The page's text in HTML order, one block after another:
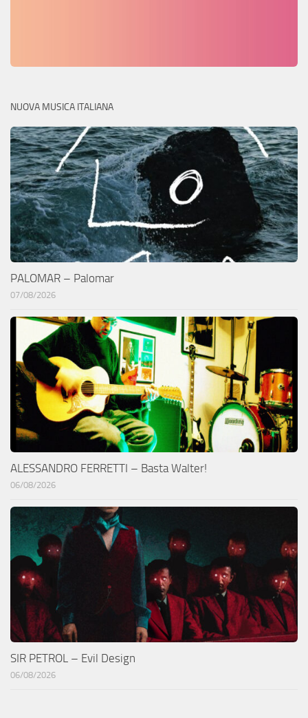
NUOVA MUSICA ITALIANA
PALOMAR – Palomar
07/08/2026
ALESSANDRO FERRETTI – Basta Walter!
06/08/2026
SIR PETROL – Evil Design
06/08/2026